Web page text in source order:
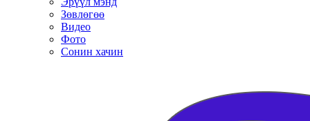
Зөвлөгөө
Видео
Фото
Сонин хачин